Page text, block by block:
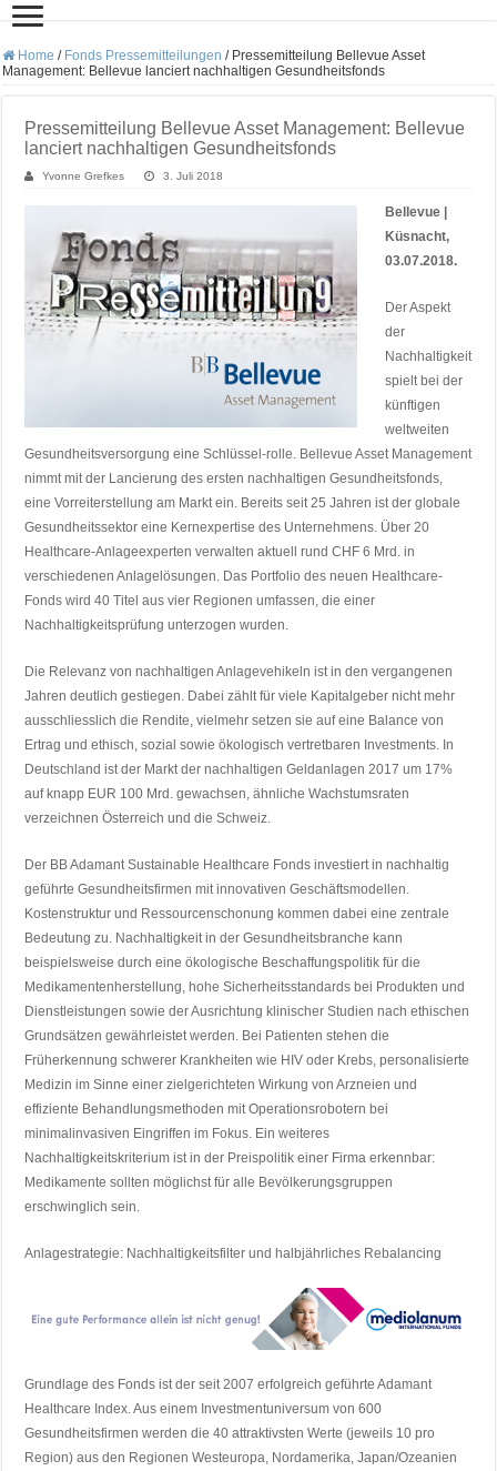
Home / Fonds Pressemitteilungen / Pressemitteilung Bellevue Asset
Management: Bellevue lanciert nachhaltigen Gesundheitsfonds
Pressemitteilung Bellevue Asset Management: Bellevue
lanciert nachhaltigen Gesundheitsfonds
Yvonne Grefkes 3. Juli 2018
Bellevue |
Küsnacht,
03.07.2018.
Der Aspekt
der
Nachhaltigkeit
spielt bei der
künftigen
weltweiten
Gesundheitsversorgung eine Schlüssel-rolle. Bellevue Asset Management
nimmt mit der Lancierung des ersten nachhaltigen Gesundheitsfonds,
eine Vorreiterstellung am Markt ein. Bereits seit 25 Jahren ist der globale
Gesundheitssektor eine Kernexpertise des Unternehmens. Über 20
Healthcare-Anlageexperten verwalten aktuell rund CHF 6 Mrd. in
verschiedenen Anlagelösungen. Das Portfolio des neuen Healthcare-
Fonds wird 40 Titel aus vier Regionen umfassen, die einer
Nachhaltigkeitsprüfung unterzogen wurden.
Die Relevanz von nachhaltigen Anlagevehikeln ist in den vergangenen
Jahren deutlich gestiegen. Dabei zählt für viele Kapitalgeber nicht mehr
ausschliesslich die Rendite, vielmehr setzen sie auf eine Balance von
Ertrag und ethisch, sozial sowie ökologisch vertretbaren Investments. In
Deutschland ist der Markt der nachhaltigen Geldanlagen 2017 um 17%
auf knapp EUR 100 Mrd. gewachsen, ähnliche Wachstumsraten
verzeichnen Österreich und die Schweiz.
Der BB Adamant Sustainable Healthcare Fonds investiert in nachhaltig
geführte Gesundheitsfirmen mit innovativen Geschäftsmodellen.
Kostenstruktur und Ressourcenschonung kommen dabei eine zentrale
Bedeutung zu. Nachhaltigkeit in der Gesundheitsbranche kann
beispielsweise durch eine ökologische Beschaffungspolitik für die
Medikamentenherstellung, hohe Sicherheitsstandards bei Produkten und
Dienstleistungen sowie der Ausrichtung klinischer Studien nach ethischen
Grundsätzen gewährleistet werden. Bei Patienten stehen die
Früherkennung schwerer Krankheiten wie HIV oder Krebs, personalisierte
Medizin im Sinne einer zielgerichteten Wirkung von Arzneien und
effiziente Behandlungsmethoden mit Operationsrobotern bei
minimalinvasiven Eingriffen im Fokus. Ein weiteres
Nachhaltigkeitskriterium ist in der Preispolitik einer Firma erkennbar:
Medikamente sollten möglichst für alle Bevölkerungsgruppen
erschwinglich sein.
Anlagestrategie: Nachhaltigkeitsfilter und halbjährliches Rebalancing
Grundlage des Fonds ist der seit 2007 erfolgreich geführte Adamant
Healthcare Index. Aus einem Investmentuniversum von 600
Gesundheitsfirmen werden die 40 attraktivsten Werte (jeweils 10 pro
Region) aus den Regionen Westeuropa, Nordamerika, Japan/Ozeanien